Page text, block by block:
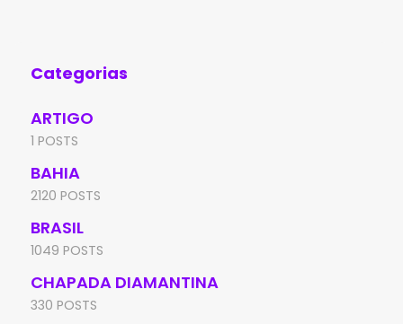
Categorias
ARTIGO
1 POSTS
BAHIA
2120 POSTS
BRASIL
1049 POSTS
CHAPADA DIAMANTINA
330 POSTS